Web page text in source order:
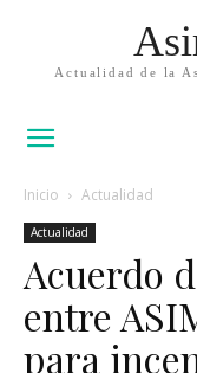
Actualidad de la
Inicio Actualidad
Actualidad
Acuerdo
entre
para